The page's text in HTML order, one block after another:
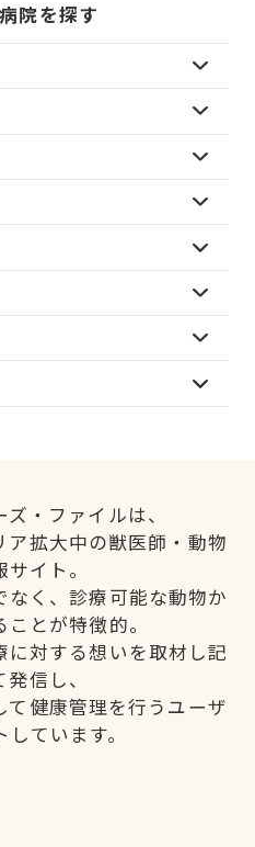
院を探す
・ファイルは、
拡大中の獣医師・動物
イト。
なく、診療可能な動物か
とが特徴的。
に対する想いを取材し記
信し、
健康管理を行うユーザ
ています。